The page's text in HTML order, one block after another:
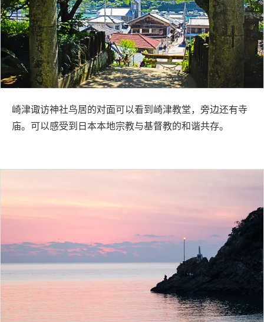
崎津诹访神社鸟居的对面可以看到崎津教堂，旁边还有寺
庙。可以感受到日本本地宗教与基督教的和谐共存。